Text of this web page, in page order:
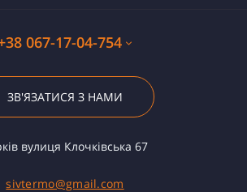
067-17-04-754
ЗВ'ЯЗАТИСЯ З НАМИ
вулиця Клочківська 67
sivtermo@gmail.com